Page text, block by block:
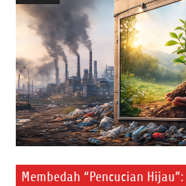
Membedah “Pencucian